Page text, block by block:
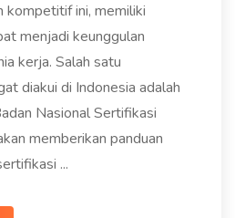
kompetitif ini, memiliki
menjadi keunggulan
kerja. Salah satu
diakui di Indonesia adalah
Nasional Sertifikasi
memberikan panduan
...